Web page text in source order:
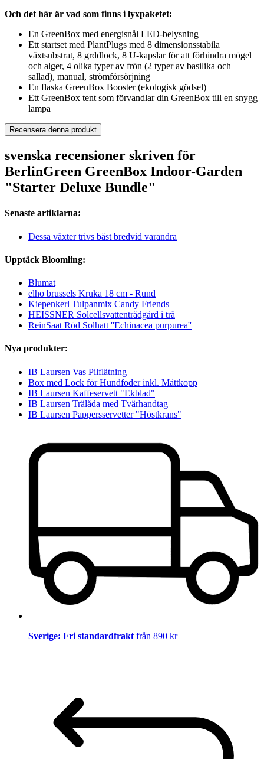
Och det här är vad som finns i lyxpaketet:
En GreenBox med energisnål LED-belysning
Ett startset med PlantPlugs med 8 dimensionsstabila
växtsubstrat, 8 grddlock, 8 U-kapslar för att förhindra mögel
och alger, 4 olika typer av frön (2 typer av basilika och
sallad), manual, strömförsörjning
En flaska GreenBox Booster (ekologisk gödsel)
Ett GreenBox tent som förvandlar din GreenBox till en snygg
lampa
Recensera denna produkt
svenska recensioner skriven för
BerlinGreen GreenBox Indoor-Garden
"Starter Deluxe Bundle"
Senaste artiklarna:
Dessa växter trivs bäst bredvid varandra
Upptäck Bloomling:
Blumat
elho brussels Kruka 18 cm - Rund
Kiepenkerl Tulpanmix Candy Friends
HEISSNER Solcellsvattenträdgård i trä
ReinSaat Röd Solhatt ''Echinacea purpurea''
Nya produkter:
IB Laursen Vas Pilflätning
Box med Lock för Hundfoder inkl. Måttkopp
IB Laursen Kaffeservett "Ekblad"
IB Laursen Trälåda med Tvärhandtag
IB Laursen Pappersservetter "Höstkrans"
Sverige: Fri standardfrakt från 890 kr